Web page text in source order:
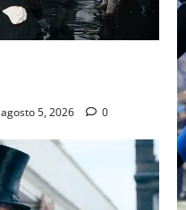
agosto 5, 2026 0